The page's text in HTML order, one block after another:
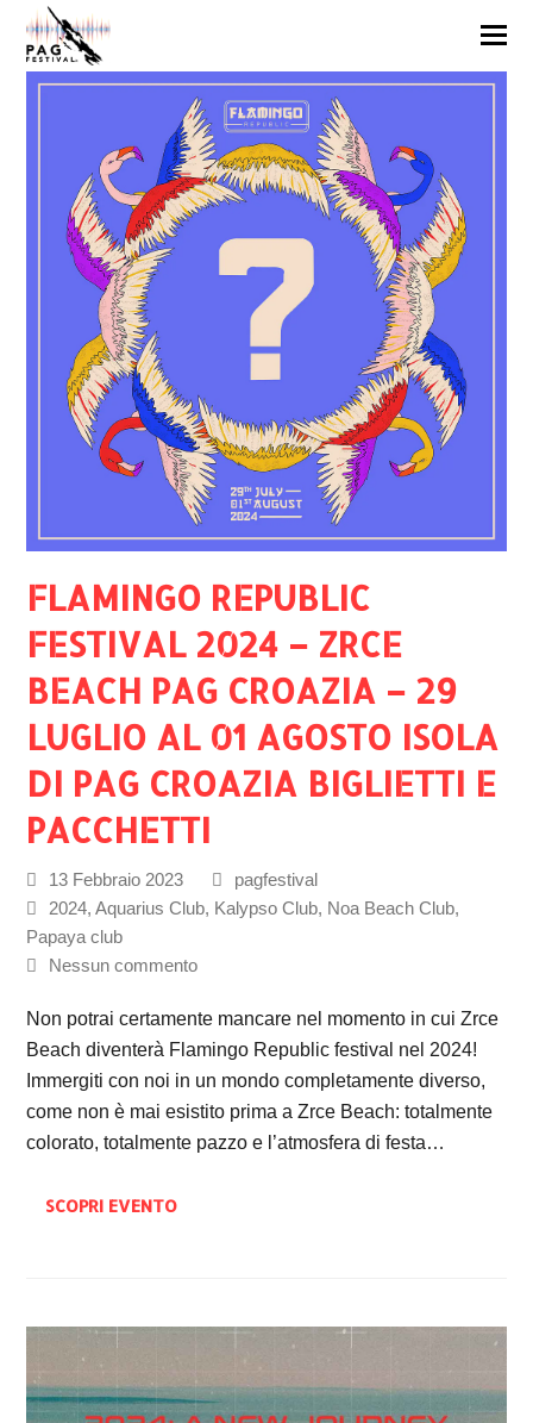
FLAMINGO REPUBLIC
FESTIVAL 2024 – ZRCE
BEACH PAG CROAZIA – 29
LUGLIO AL 01 AGOSTO ISOLA
DI PAG CROAZIA BIGLIETTI E
PACCHETTI
13 Febbraio 2023
pagfestival
2024,Aquarius Club, Kalypso Club, Noa Beach Club,
Papaya club
Nessun commento
Non potrai certamente mancare nel momento in cui Zrce
Beach diventerà Flamingo Republic festival nel 2024!
Immergiti con noi in un mondo completamente diverso,
come non è mai esistito prima a Zrce Beach: totalmente
colorato, totalmente pazzo e l’atmosfera di festa…
SCOPRI EVENTO